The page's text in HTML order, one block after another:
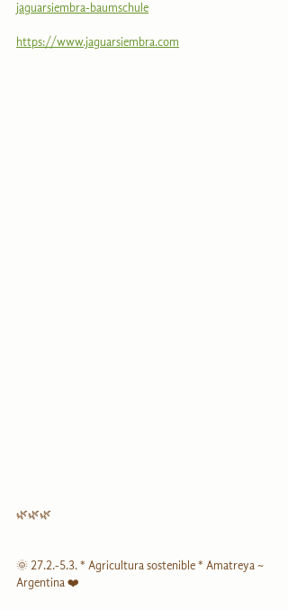
jaguarsiembra-baumschule
https://www.jaguarsiembra.com
🌿🌿🌿
🌞 27.2.-5.3. * Agricultura sostenible * Amatreya ~
Argentina ❤️